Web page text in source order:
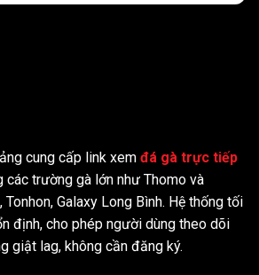
cung cấp link xem đá gà trực tiếp
các trường gà lớn như Thomo và
Tonhon, Galaxy Long Bình. Hệ thống tối
định, cho phép người dùng theo dõi
giật lag, không cần đăng ký.